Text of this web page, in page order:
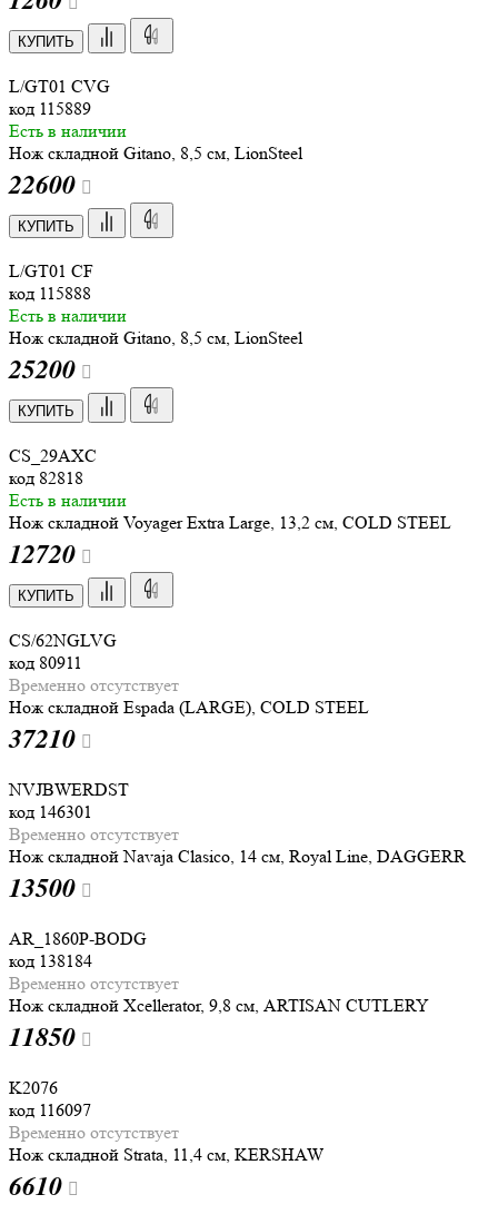
КУПИТЬ
L/GT01 CVG
код 115889
Есть в наличии
Нож складной Gitano, 8,5 см, LionSteel
22600
КУПИТЬ
L/GT01 CF
код 115888
Есть в наличии
Нож складной Gitano, 8,5 см, LionSteel
25200
КУПИТЬ
CS_29AXC
код 82818
Есть в наличии
Нож складной Voyager Extra Large, 13,2 см, COLD STEEL
12720
КУПИТЬ
CS/62NGLVG
код 80911
Временно отсутствует
Нож складной Espada (LARGE), COLD STEEL
37210
NVJBWERDST
код 146301
Временно отсутствует
Нож складной Navaja Clasico, 14 см, Royal Line, DAGGERR
13500
AR_1860P-BODG
код 138184
Временно отсутствует
Нож складной Xcellerator, 9,8 см, ARTISAN CUTLERY
11850
K2076
код 116097
Временно отсутствует
Нож складной Strata, 11,4 см, KERSHAW
6610